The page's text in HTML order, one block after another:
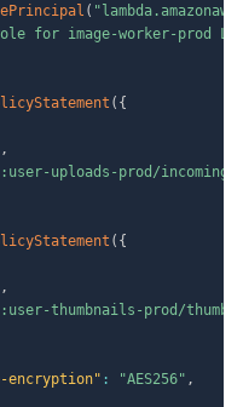
(
for image-worker-prod
( {
,
uploads-prod/incoming/
( {
,
thumbnails-prod/
encryption" : "AES256" ,